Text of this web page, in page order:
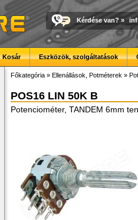
Kérdése van? »
Kosár Eszközök, szolgáltatások
Főkategória » Ellenállások, Potméterek »
POS16 LIN 50K B
Potenciométer, TANDEM 6mm